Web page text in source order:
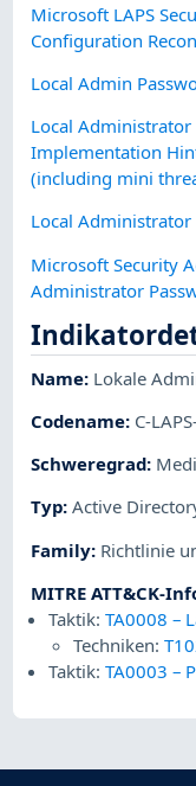
Microsoft LAPS
Configuration Recon
Local Admin
Local Administrator
Implementation
(including mini
Local
Microsoft Security
Administrator
Name: Lokale
Codename: C-
Schweregrad:
Typ:Active
Family: Richtlinie
MITRE ATT&CK-
Taktik: TA0008 –
Techniken:
Taktik: TA0003 –